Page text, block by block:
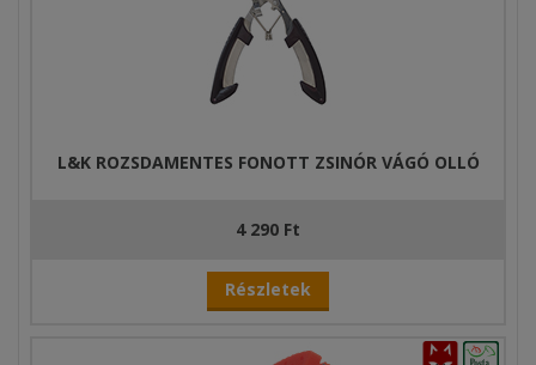
L&K ROZSDAMENTES FONOTT ZSINÓR VÁGÓ OLLÓ
4 290 Ft
Részletek